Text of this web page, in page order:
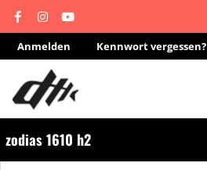
Anmelden Kennwort vergessen?
zodias 1610 h2